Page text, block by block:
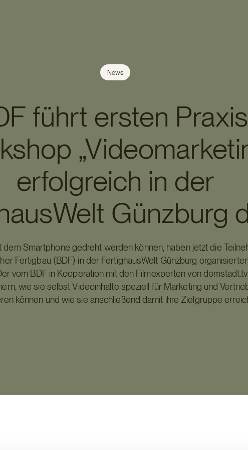
News
führt ersten
erfolgreich in der
Günzburg
dem Smartphone gedreht werden können, haben jetzt die
Fertigbau (BDF) in der FertighausWelt Günzburg
vom BDF in Kooperation mit den Filmexperten von
wie sie selbst Videoinhalte speziell für Marketing und
können und wie sie anschließend damit ihre Zielgruppe